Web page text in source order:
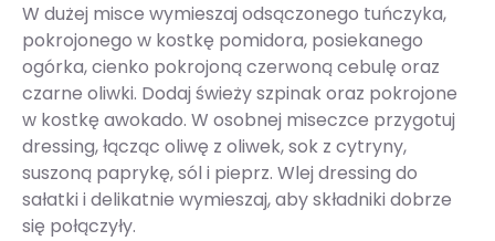
W dużej misce wymieszaj odsączonego tuńczyka,
pokrojonego w kostkę pomidora, posiekanego
ogórka, cienko pokrojoną czerwoną cebulę oraz
czarne oliwki. Dodaj świeży szpinak oraz pokrojone
w kostkę awokado. W osobnej miseczce przygotuj
dressing, łącząc oliwę z oliwek, sok z cytryny,
suszoną paprykę, sól i pieprz. Wlej dressing do
sałatki i delikatnie wymieszaj, aby składniki dobrze
się połączyły.